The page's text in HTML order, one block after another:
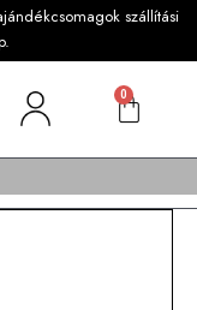
szállítási
0